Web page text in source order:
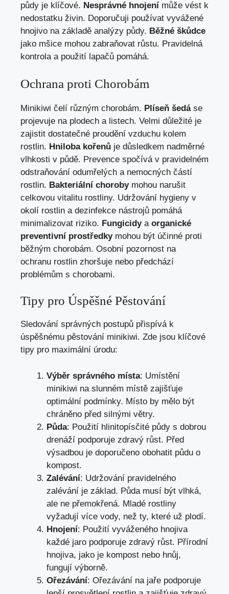
půdy je klíčové. Nesprávné hnojení může vést k
nedostatku živin. Doporučuji používat vyvážené
hnojivo na základě analýzy půdy. Běžné škůdce
jako mšice mohou zabraňovat růstu. Pravidelná
kontrola a použití lapačů pomáhá.
Ochrana proti Chorobám
Minikiwi čelí různým chorobám. Plíseň šedáse
projevuje na plodech a listech. Velmi důležité je
zajistit dostatečné proudění vzduchu kolem
rostlin. Hniloba kořenů je důsledkem nadměrné
vlhkosti v půdě. Prevence spočívá v pravidelném
odstraňování odumřelých a nemocných částí
rostlin. Bakteriální chorobymohou narušit
celkovou vitalitu rostliny. Udržování hygieny v
okolí rostlin a dezinfekce nástrojů pomáhá
minimalizovat riziko. Fungicidya organické
preventivní prostředkymohou být účinné proti
běžným chorobám. Osobní pozornost na
ochranu rostlin zhoršuje nebo předchází
problémům s chorobami.
Tipy pro Úspěšné Pěstování
Sledování správných postupů přispívá k
úspěšnému pěstování minikiwi. Zde jsou klíčové
tipy pro maximální úrodu:
Výběr správného místa: Umístění
minikiwi na slunném místě zajišťuje
optimální podmínky. Místo by mělo být
chráněno před silnými větry.
Půda: Použití hlinitopísčité půdy s dobrou
drenáží podporuje zdravý růst. Před
výsadbou je doporučeno obohatit půdu o
kompost.
Zalévání: Udržování pravidelného
zalévání je základ. Půda musí být vlhká,
ale ne přemokřená. Mladé rostliny
vyžadují více vody, než ty, které už plodí.
Hnojení: Použití vyváženého hnojiva
každé jaro podporuje zdravý růst. Přírodní
hnojiva, jako je kompost nebo hnůj,
fungují výborně.
Ořezávání: Ořezávání na jaře podporuje